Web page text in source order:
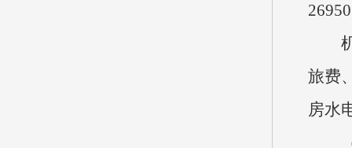
机
旅费
房水
（